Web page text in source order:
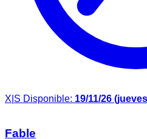
X|S Disponible: 19/11/26
Fable